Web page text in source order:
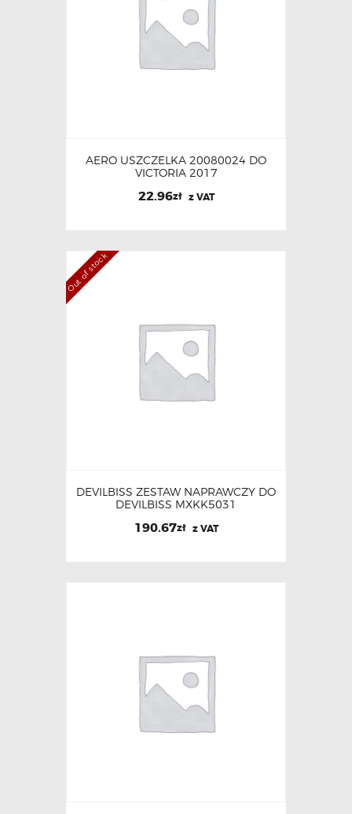
AERO USZCZELKA 20080024 DO
VICTORIA 2017
22.96zł z VAT
Out of stock
DEVILBISS ZESTAW NAPRAWCZY DO
DEVILBISS MXKK5031
190.67zł z VAT